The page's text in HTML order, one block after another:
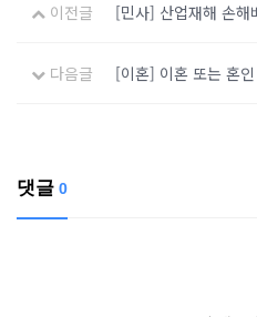
이전글
[민사] 산업재해 손해
다음글
[이혼] 이혼 또는 혼
댓글 0